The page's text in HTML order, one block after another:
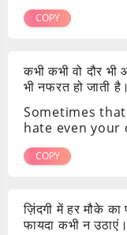
COPY
कभी कभी वो दौर
भी नफरत हो जाती है।
Sometimes
hate even your
COPY
ज़िंदगी में हर मौके का
फायदा कभी न उठाएं।